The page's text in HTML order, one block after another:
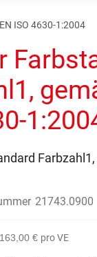
ISO 4630-1:2004
21743.0900
163,00 € pro VE